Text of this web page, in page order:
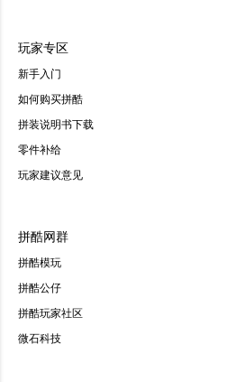
玩家专区
新手入门
如何购买拼酷
拼装说明书下载
零件补给
玩家建议意见
拼酷网群
拼酷模玩
拼酷公仔
拼酷玩家社区
微石科技